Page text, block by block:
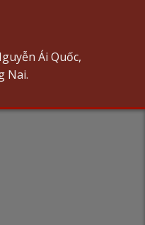
Ái Quốc,
Nai.